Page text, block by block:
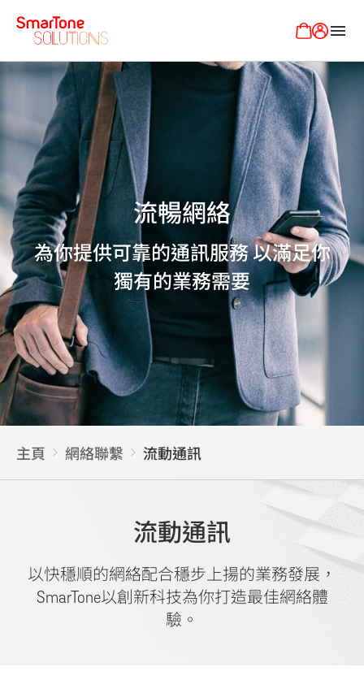
menu
流暢網絡
為你提供可靠的通訊服務 以滿足你
獨有的業務需要
主頁 網絡聯繫 流動通訊
流動通訊
以快穩順的網絡配合穩步上揚的業務發展，
SmarTone以創新科技為你打造最佳網絡體
驗。